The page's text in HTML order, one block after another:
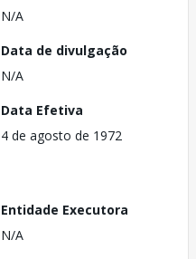
N/A
Data de divulgação
N/A
Data Efetiva
4 de agosto de 1972
Entidade Executora
N/A